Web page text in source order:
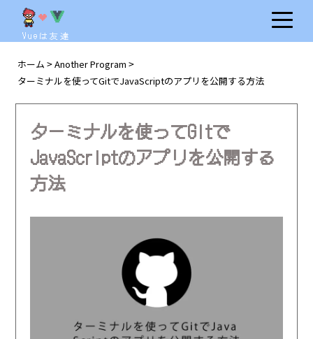
Vueは友達
ホーム > Another Program >
ターミナルを使ってGitでJavaScriptのアプリを公開する方法
ターミナルを使ってGitで
JavaScriptのアプリを公開する
方法